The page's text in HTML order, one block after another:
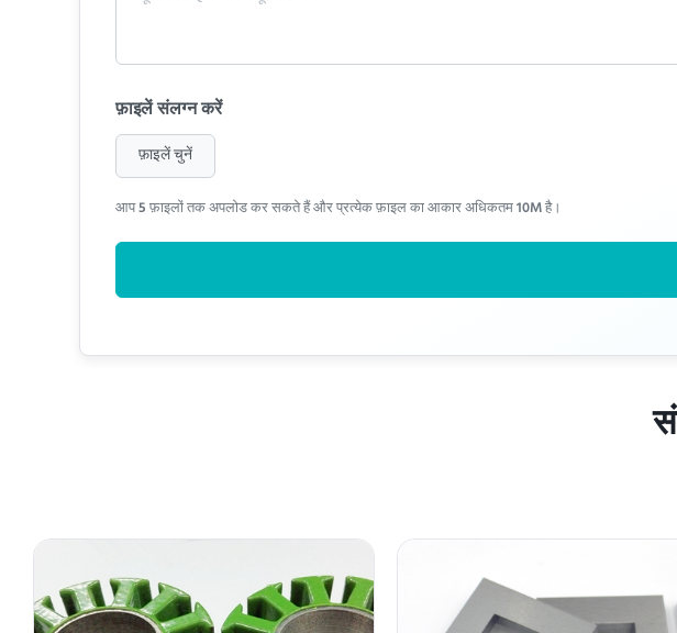
फ़ाइलें संलग्न करें
फ़ाइलें चुनें
आप 5 फ़ाइलों तक अपलोड कर सकते हैं और प्रत्येक फ़ाइल का आकार अधिकतम 10M है।